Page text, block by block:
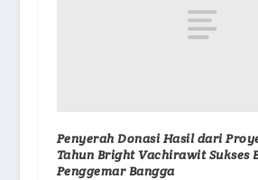
Penyerah Donasi Hasil dari
Tahun Bright Vachirawit Sukses
Penggemar Bangga